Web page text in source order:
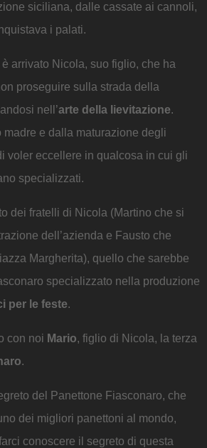
siciliana, dalle cassate ai cannoli,
i palati.
arrivato Nicola, suo figlio, che ha
proseguire sulla strada della
nell’arte della lievitazione.
e dalla maturazione degli
voler eccellere in qualcosa in cui gli
specializzati.
dei fratelli di Nicola (Martino che si
dell’azienda e Fausto che
Margherita), quello che sarebbe
specializzato nella produzione
per le feste.
con noi Mario, figlio di Nicola, la terza
.
del Panettone Fiasconaro, che
dei migliori panettoni al mondo,
conoscere il segreto di questa